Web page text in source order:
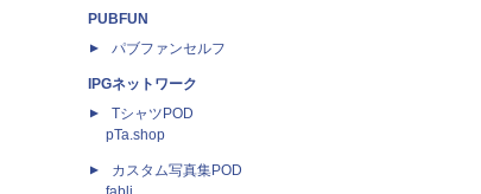
PUBFUN
パブファンセルフ
IPGネットワーク
TシャツPOD
pTa.shop
カスタム写真集POD